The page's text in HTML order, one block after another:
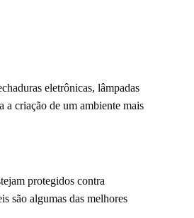
eletrônicas, lâmpadas
a criação de um ambiente mais
protegidos contra
são algumas das melhores